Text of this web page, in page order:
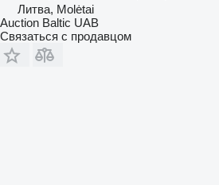
Литва, Molėtai
Auction Baltic UAB
Связаться с продавцом